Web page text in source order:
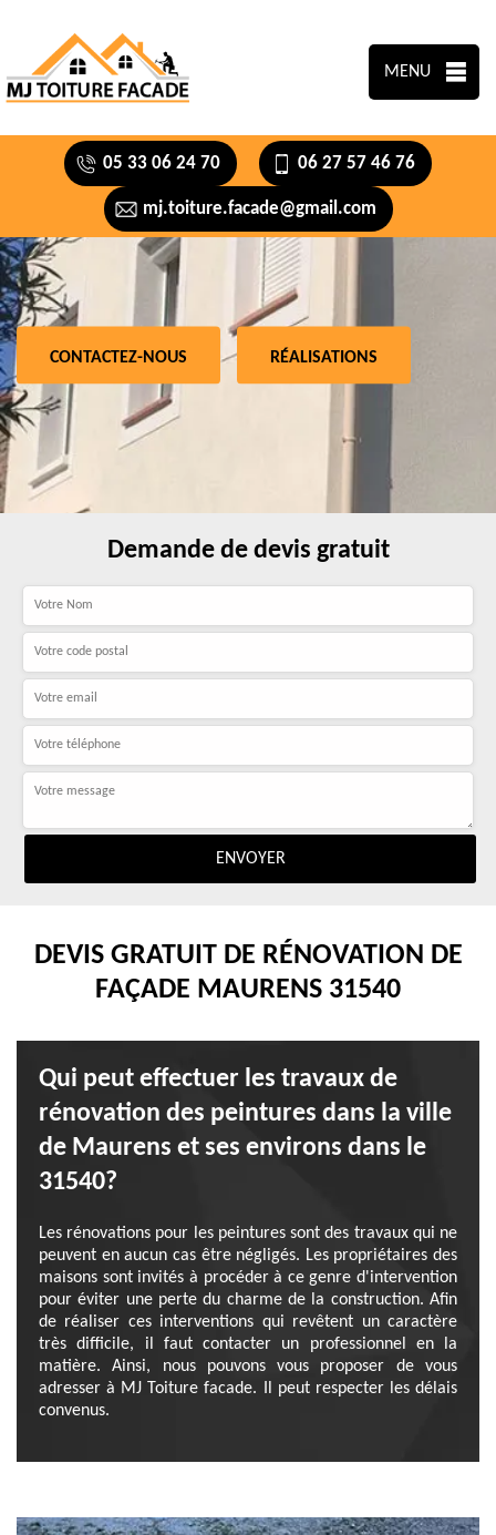
MENU
05 33 06 24 70 06 27 57 46 76
mj.toiture.facade@gmail.com
CONTACTEZ-NOUS RÉALISATIONS
Demande de devis gratuit
DEVIS GRATUIT DE RÉNOVATION DE
FAÇADE MAURENS 31540
Qui peut effectuer les travaux de
rénovation des peintures dans la ville
de Maurens et ses environs dans le
31540?
Les rénovations pour les peintures sont des travaux qui ne
peuvent en aucun cas être négligés. Les propriétaires des
maisons sont invités à procéder à ce genre d'intervention
pour éviter une perte du charme de la construction. Afin
de réaliser ces interventions qui revêtent un caractère
très difficile, il faut contacter un professionnel en la
matière. Ainsi, nous pouvons vous proposer de vous
adresser à MJ Toiture facade. Il peut respecter les délais
convenus.